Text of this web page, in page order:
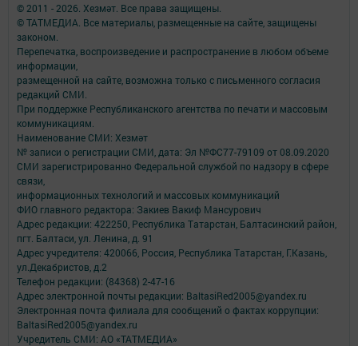
© 2011 - 2026. Хезмәт. Все права защищены.
© ТАТМЕДИА. Все материалы, размещенные на сайте, защищены
законом.
Перепечатка, воспроизведение и распространение в любом объеме
информации,
размещенной на сайте, возможна только с письменного согласия
редакций СМИ.
При поддержке Республиканского агентства по печати и массовым
коммуникациям.
Наименование СМИ: Хезмәт
№ записи о регистрации СМИ, дата: Эл №ФС77-79109 от 08.09.2020
СМИ зарегистрированно Федеральной службой по надзору в сфере
связи,
информационных технологий и массовых коммуникаций
ФИО главного редактора: Закиев Вакиф Мансурович
Адрес редакции: 422250, Республика Татарстан, Балтасинский район,
пгт. Балтаси, ул. Ленина, д. 91
Адрес учредителя: 420066, Россия, Республика Татарстан, Г.Казань,
ул.Декабристов, д.2
Телефон редакции: (84368) 2-47-16
Адрес электронной почты редакции: BaltasiRed2005@yandex.ru
Электронная почта филиала для сообщений о фактах коррупции:
BaltasiRed2005@yandex.ru
Учредитель СМИ: АО «ТАТМЕДИА»